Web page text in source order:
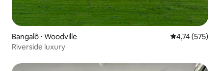
Bangalô ⋅ Woodville 4,74 de uma
4,74 (575)
Riverside luxury